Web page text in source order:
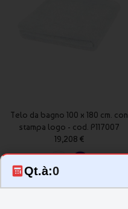
Qt.à:0
Telo da bagno 100 x 180 cm. con
stampa logo - cod. P117007
19,208 €